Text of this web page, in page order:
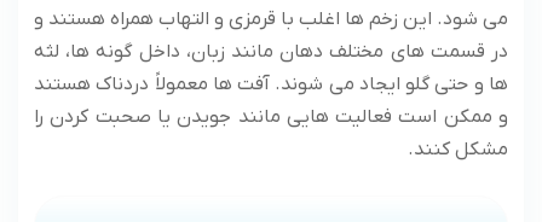
می شود. این زخم ها اغلب با قرمزی و التهاب همراه هستند و
در قسمت های مختلف دهان مانند زبان، داخل گونه ها، لثه
ها و حتی گلو ایجاد می شوند. آفت ها معمولاً دردناک هستند
و ممکن است فعالیت هایی مانند جویدن یا صحبت کردن را
مشکل کنند.